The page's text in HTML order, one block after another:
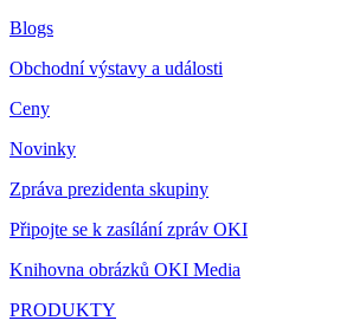
Blogs
Obchodní výstavy a události
Ceny
Novinky
Zpráva prezidenta skupiny
Připojte se k zasílání zpráv OKI
Knihovna obrázků OKI Media
PRODUKTY